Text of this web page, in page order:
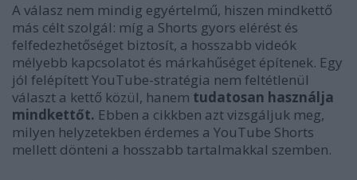
A válasz nem mindig egyértelmű, hiszen mindkettő
más célt szolgál: míg a Shorts gyors elérést és
felfedezhetőséget biztosít, a hosszabb videók
mélyebb kapcsolatot és márkahűséget építenek. Egy
jól felépített YouTube-stratégia nem feltétlenül
választ a kettő közül, hanem tudatosan használja
mindkettőt. Ebben a cikkben azt vizsgáljuk meg,
milyen helyzetekben érdemes a YouTube Shorts
mellett dönteni a hosszabb tartalmakkal szemben.